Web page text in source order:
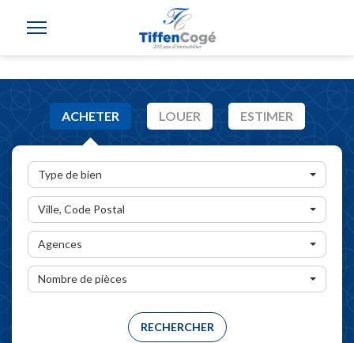
ACHETER LOUER ESTIMER
Type de bien
Ville, Code Postal
Agences
Nombre de pièces